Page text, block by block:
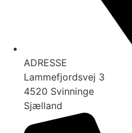
ADRESSE
Lammefjordsvej 3
4520 Svinninge
Sjælland